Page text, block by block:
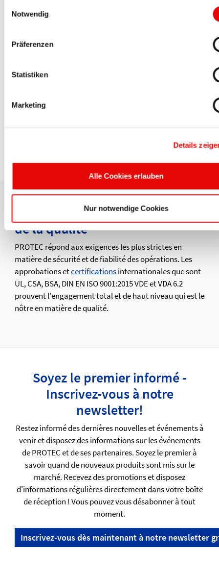
Notwendig
Präferenzen
Statistiken
Marketing
Details
Alle Cookies erlauben
Nur notwendige Cookies
CAPTOP
CAPTOP®EP 810 Typ 3.1
Production certifiée et gestion
de la qualité
PROTEC répond aux exigences les plus strictes en
matière de sécurité et de fiabilité des opérations. Les
approbations etcertificationsinternationales que sont
UL, CSA, BSA, DIN EN ISO 9001:2015 VDE et VDA 6.2
prouvent l'engagement total et de haut niveau qui est le
nôtre en matière de qualité.
Soyez le premier informé -
Inscrivez-vous à notre
newsletter!
Restez informé des dernières nouvelles et événements à
venir et disposez des informations sur les événements
de PROTEC et de ses partenaires. Soyez le premier à
savoir quand de nouveaux produits sont mis sur le
marché. Recevez des promotions et disposez
d'informations régulières directement dans votre boîte
de réception ! Vous pouvez vous désabonner à tout
moment.
Inscrivez-vous dès maintenant à notre newsletter